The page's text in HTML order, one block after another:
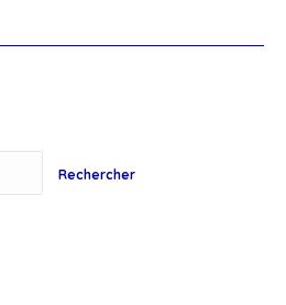
Rechercher